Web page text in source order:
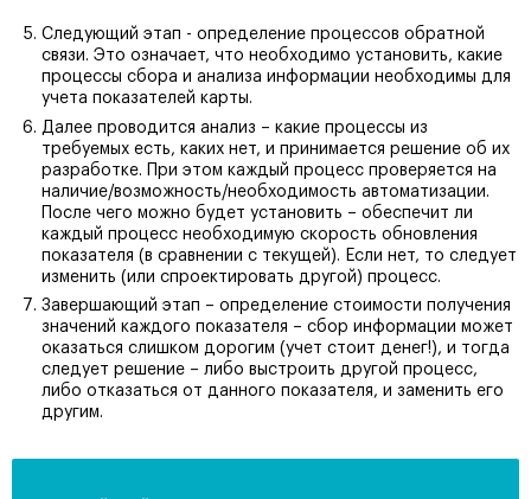
Следующий этап - определение процессов обратной
связи. Это означает, что необходимо установить, какие
процессы сбора и анализа информации необходимы для
учета показателей карты.
Далее проводится анализ – какие процессы из
требуемых есть, каких нет, и принимается решение об их
разработке. При этом каждый процесс проверяется на
наличие/возможность/необходимость автоматизации.
После чего можно будет установить – обеспечит ли
каждый процесс необходимую скорость обновления
показателя (в сравнении с текущей). Если нет, то следует
изменить (или спроектировать другой) процесс.
Завершающий этап – определение стоимости получения
значений каждого показателя – сбор информации может
оказаться слишком дорогим (учет стоит денег!), и тогда
следует решение – либо выстроить другой процесс,
либо отказаться от данного показателя, и заменить его
другим.